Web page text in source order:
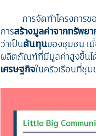
การจัดทำโครงการ
การสร้างมูลค่าจากทรัพยา
ว่าเป็นต้นทุนของชุมชน เ
ผลิตภัณฑ์ที่มีมูลค่าสูงขึ้นได้
เศรษฐกิจในครัวเรือนที่ชุ